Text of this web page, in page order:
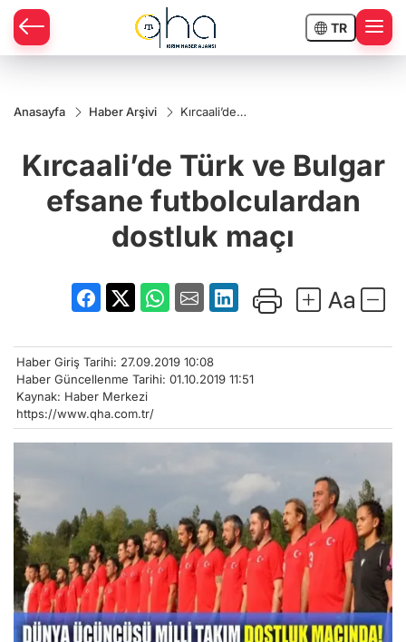
TR
Anasayfa Haber Arşivi
Kırcaali’de
futbolculardan
dostluk maçı
Kırcaali’de Türk ve Bulgar
efsane futbolculardan
dostluk maçı
Haber Giriş Tarihi: 27.09.2019 10:08
Haber Güncellenme Tarihi: 01.10.2019 11:51
Kaynak: Haber Merkezi
https://www.qha.com.tr/